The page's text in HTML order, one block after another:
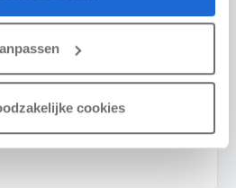
cookies